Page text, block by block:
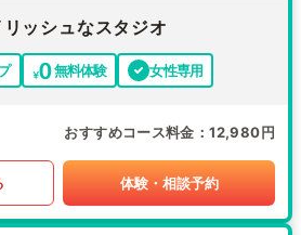
ッシュなスタジオ
無料体験 女性専用
おすすめコース料金 12,980円
体験・相談予約